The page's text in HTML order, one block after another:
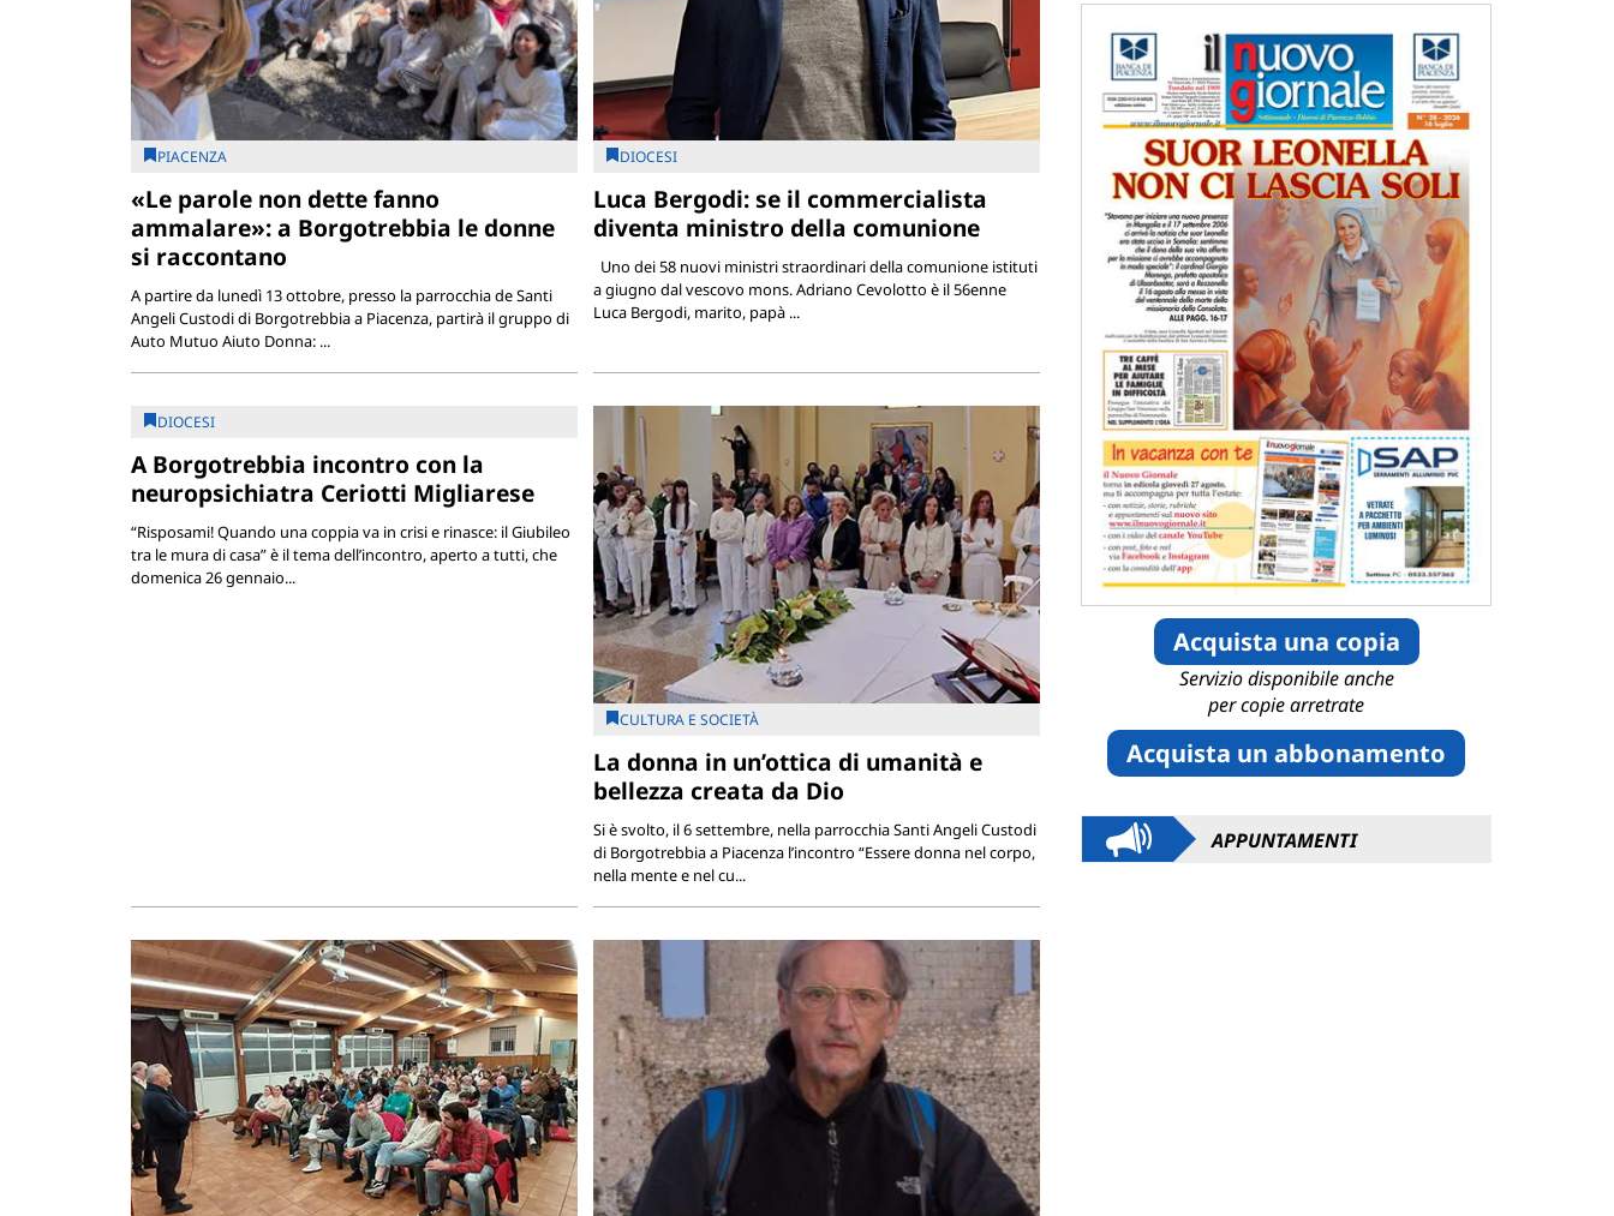
PIACENZA
«Le parole non dette fanno
ammalare»: a Borgotrebbia le donne
si raccontano
A partire da lunedì 13 ottobre, presso la parrocchia de Santi
Angeli Custodi di Borgotrebbia a Piacenza, partirà il gruppo di
Auto Mutuo Aiuto Donna: ...
DIOCESI
Luca Bergodi: se il commercialista
diventa ministro della comunione
Uno dei 58 nuovi ministri straordinari della comunione istituti
a giugno dal vescovo mons. Adriano Cevolotto è il 56enne
Luca Bergodi, marito, papà ...
DIOCESI
A Borgotrebbia incontro con la
neuropsichiatra Ceriotti Migliarese
“Risposami! Quando una coppia va in crisi e rinasce: il Giubileo
tra le mura di casa” è il tema dell’incontro, aperto a tutti, che
domenica 26 gennaio...
CULTURA E SOCIETÀ
La donna in un’ottica di umanità e
bellezza creata da Dio
Si è svolto, il 6 settembre, nella parrocchia Santi Angeli Custodi
di Borgotrebbia a Piacenza l’incontro “Essere donna nel corpo,
nella mente e nel cu...
Acquista una copia
Servizio disponibile anche
per copie arretrate
Acquista un abbonamento
APPUNTAMENTI